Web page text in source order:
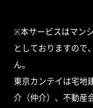
※本サービスはマン
としておりますので
ん。
東京カンテイは宅地
介（仲介）、不動産